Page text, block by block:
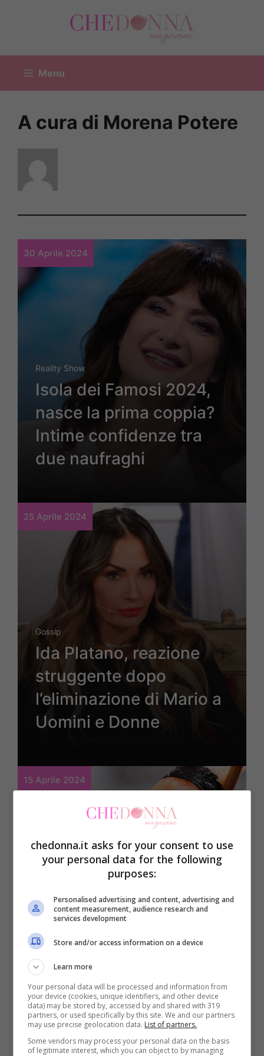
Menu
A cura di Morena Potere
30 Aprile 2024
Reality Show
Isola dei Famosi 2024,
nasce la prima coppia?
Intime confidenze tra
due naufraghi
25 Aprile 2024
Gossip
Ida Platano, reazione
struggente dopo
l’eliminazione di Mario a
Uomini e Donne
15 Aprile 2024
Sushi senza riso, una
ricetta ugualmente
gustosissima:
ingredienti e
procedimento
11 Aprile 2024
chedonna.it asks for your consent to use
your personal data for the following
purposes:
Personalised advertising and content, advertising and
content measurement, audience research and
services development
Store and/or access information on a device
Learn more
Your personal data will be processed and information from
your device (cookies, unique identifiers, and other device
data) may be stored by, accessed by and shared with 319
partners, or used specifically by this site. We and our partners
may use precise geolocation data. List of partners.
Some vendors may process your personal data on the basis
of legitimate interest, which you can object to by managing